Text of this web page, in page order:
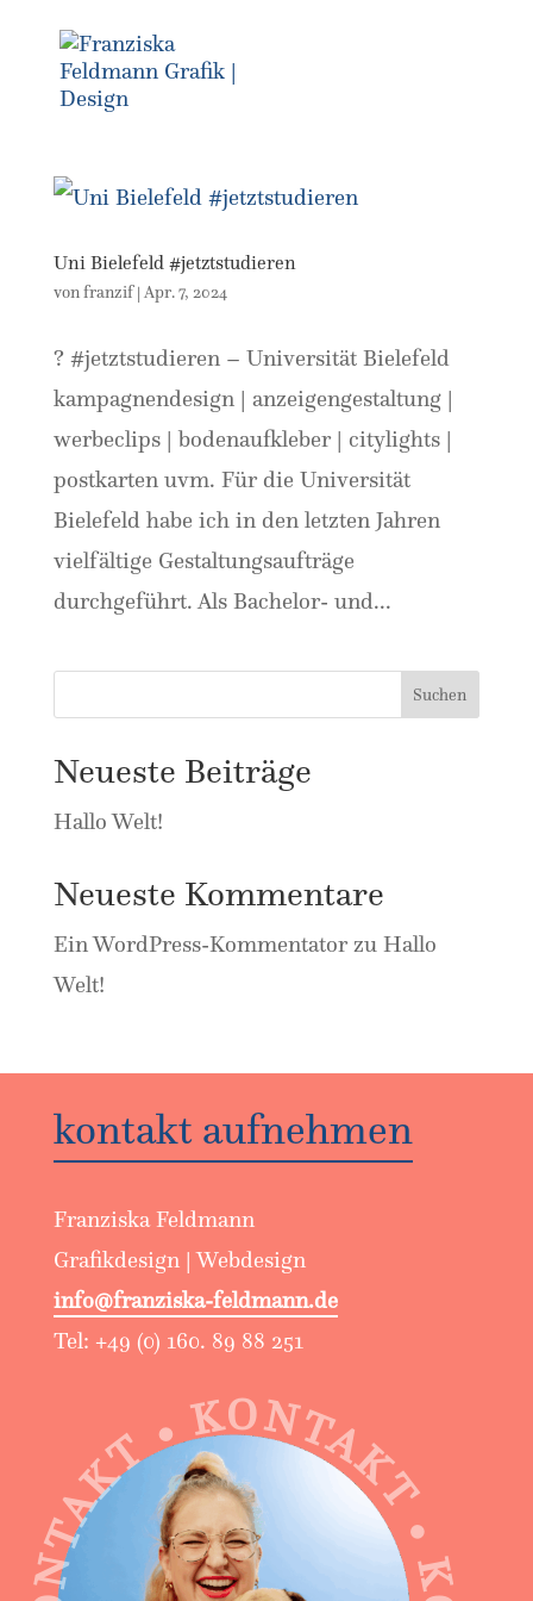
Uni Bielefeld #jetztstudieren
vonfranzif| Apr. 7, 2024
? #jetztstudieren – Universität Bielefeld
kampagnendesign | anzeigengestaltung |
werbeclips | bodenaufkleber | citylights |
postkarten uvm. Für die Universität
Bielefeld habe ich in den letzten Jahren
vielfältige Gestaltungsaufträge
durchgeführt. Als Bachelor- und...
Suchen
Neueste Beiträge
Hallo Welt!
Neueste Kommentare
Ein WordPress-Kommentatorzu Hallo
Welt!
kontakt aufnehmen
Franziska Feldmann
Grafikdesign | Webdesign
info@franziska-feldmann.de
Tel: +49 (0) 160. 89 88 251